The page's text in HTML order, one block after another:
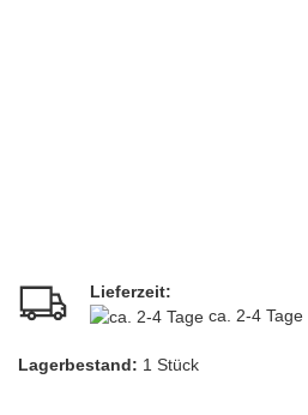
Lieferzeit:
ca. 2-4 Tage
Lagerbestand: 1 Stück